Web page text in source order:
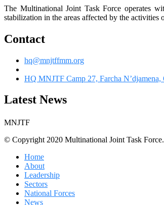
The Multinational Joint Task Force operates
stabilization in the areas affected by the
Contact
hq@mnjtffmm.org
HQ MNJTF Camp 27, Farcha N’djamena,
Latest News
MNJTF
© Copyright 2020 Multinational Joint Task
Home
About
Leadership
Sectors
National Forces
News